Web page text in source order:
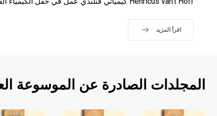
اقرأ المزيد
المجلدات الصادرة عن الموسوعة